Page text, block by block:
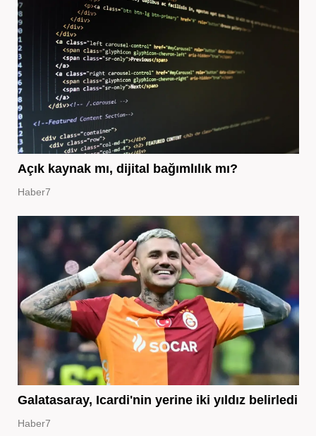
Açık kaynak mı, dijital bağımlılık mı?
Haber7
Galatasaray, Icardi'nin yerine iki yıldız belirledi
Haber7